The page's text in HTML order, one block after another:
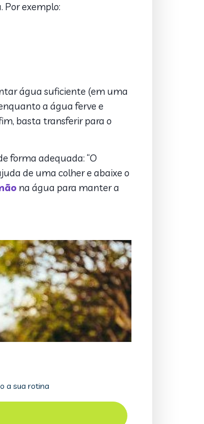
Por exemplo:
água suficiente (em uma
a água ferve e
basta transferir para o
forma adequada: “O
de uma colher e abaixe o
na água para manter a